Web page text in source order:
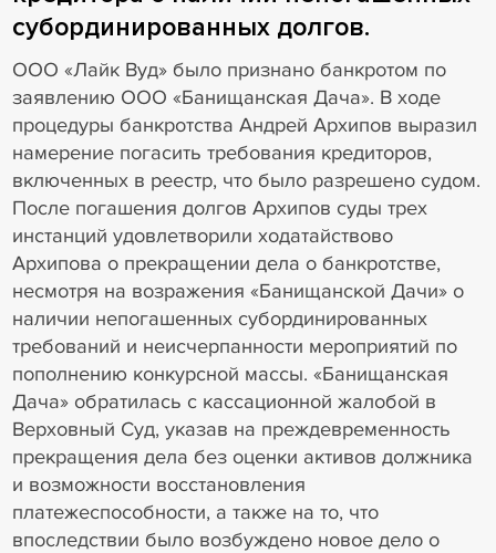
субординированных долгов.
ООО «Лайк Вуд» было признано банкротом по
заявлению ООО «Банищанская Дача». В ходе
процедуры банкротства Андрей Архипов выразил
намерение погасить требования кредиторов,
включенных в реестр, что было разрешено судом.
После погашения долгов Архипов суды трех
инстанций удовлетворили ходатайствово
Архипова о прекращении дела о банкротстве,
несмотря на возражения «Банищанской Дачи» о
наличии непогашенных субординированных
требований и неисчерпанности мероприятий по
пополнению конкурсной массы. «Банищанская
Дача» обратилась с кассационной жалобой в
Верховный Суд, указав на преждевременность
прекращения дела без оценки активов должника
и возможности восстановления
платежеспособности, а также на то, что
впоследствии было возбуждено новое дело о